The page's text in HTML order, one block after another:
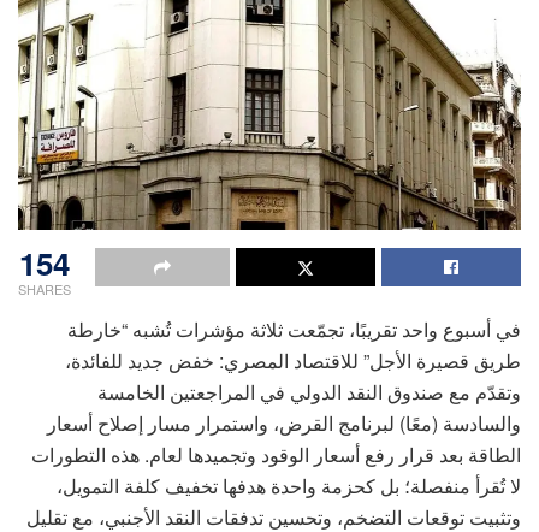
154
SHARES
في أسبوع واحد تقريبًا، تجمّعت ثلاثة مؤشرات تُشبه “خارطة
طريق قصيرة الأجل” للاقتصاد المصري: خفض جديد للفائدة،
وتقدّم مع صندوق النقد الدولي في المراجعتين الخامسة
والسادسة (معًا) لبرنامج القرض، واستمرار مسار إصلاح أسعار
الطاقة بعد قرار رفع أسعار الوقود وتجميدها لعام. هذه التطورات
لا تُقرأ منفصلة؛ بل كحزمة واحدة هدفها تخفيف كلفة التمويل،
وتثبيت توقعات التضخم، وتحسين تدفقات النقد الأجنبي، مع تقليل